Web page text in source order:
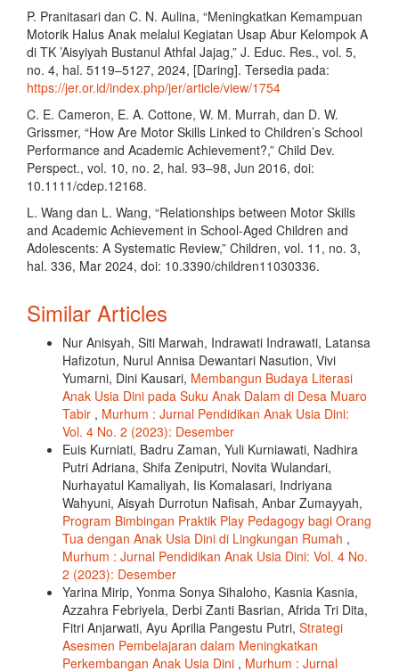
P. Pranitasari dan C. N. Aulina, “Meningkatkan Kemampuan
Motorik Halus Anak melalui Kegiatan Usap Abur Kelompok A
di TK ’Aisyiyah Bustanul Athfal Jajag,” J. Educ. Res., vol. 5,
no. 4, hal. 5119–5127, 2024, [Daring]. Tersedia pada:
https://jer.or.id/index.php/jer/article/view/1754
C. E. Cameron, E. A. Cottone, W. M. Murrah, dan D. W.
Grissmer, “How Are Motor Skills Linked to Children’s School
Performance and Academic Achievement?,” Child Dev.
Perspect., vol. 10, no. 2, hal. 93–98, Jun 2016, doi:
10.1111/cdep.12168.
L. Wang dan L. Wang, “Relationships between Motor Skills
and Academic Achievement in School-Aged Children and
Adolescents: A Systematic Review,” Children, vol. 11, no. 3,
hal. 336, Mar 2024, doi: 10.3390/children11030336.
Similar Articles
Nur Anisyah, Siti Marwah, Indrawati Indrawati, Latansa
Hafizotun, Nurul Annisa Dewantari Nasution, Vivi
Yumarni, Dini Kausari, Membangun Budaya Literasi
Anak Usia Dini pada Suku Anak Dalam di Desa Muaro
Tabir , Murhum : Jurnal Pendidikan Anak Usia Dini:
Vol. 4 No. 2 (2023): Desember
Euis Kurniati, Badru Zaman, Yuli Kurniawati, Nadhira
Putri Adriana, Shifa Zeniputri, Novita Wulandari,
Nurhayatul Kamaliyah, Iis Komalasari, Indriyana
Wahyuni, Aisyah Durrotun Nafisah, Anbar Zumayyah,
Program Bimbingan Praktik Play Pedagogy bagi Orang
Tua dengan Anak Usia Dini di Lingkungan Rumah ,
Murhum : Jurnal Pendidikan Anak Usia Dini: Vol. 4 No.
2 (2023): Desember
Yarina Mirip, Yonma Sonya Sihaloho, Kasnia Kasnia,
Azzahra Febriyela, Derbi Zanti Basrian, Afrida Tri Dita,
Fitri Anjarwati, Ayu Aprilia Pangestu Putri, Strategi
Asesmen Pembelajaran dalam Meningkatkan
Perkembangan Anak Usia Dini , Murhum : Jurnal